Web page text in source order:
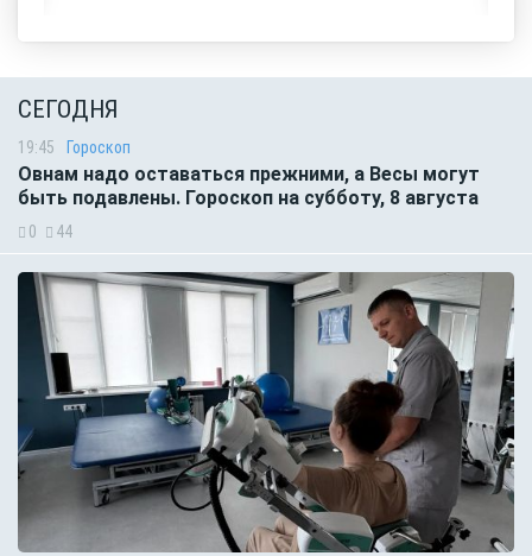
СЕГОДНЯ
19:45 Гороскоп
Овнам надо оставаться прежними, а Весы могут
быть подавлены. Гороскоп на субботу, 8 августа
0 44